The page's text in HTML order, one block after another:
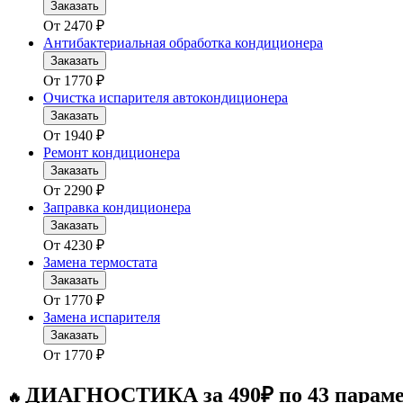
Заказать
От 2470 ₽
Антибактериальная обработка кондиционера
Заказать
От 1770 ₽
Очистка испарителя автокондиционера
Заказать
От 1940 ₽
Ремонт кондиционера
Заказать
От 2290 ₽
Заправка кондиционера
Заказать
От 4230 ₽
Замена термостата
Заказать
От 1770 ₽
Замена испарителя
Заказать
От 1770 ₽
🔥 ДИАГНОСТИКА за 490₽ по 43